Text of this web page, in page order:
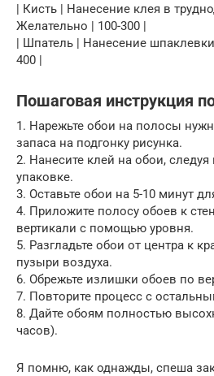
| Кисть | Нанесение клея в
Желательно | 100-300 |
| Шпатель | Нанесение
400 |
Пошаговая инструкция
1. Нарежьте обои на полосы
запаса на подгонку рисунка.
2. Нанесите клей на обои, следуя
упаковке.
3. Оставьте обои на 5-10 минут
4. Приложите полосу обоев к
вертикали с помощью уровня.
5. Разгладьте обои от центра к
пузыри воздуха.
6. Обрежьте излишки обоев по
7. Повторите процесс с
8. Дайте обоям полностью
часов).
Я помню, как однажды, спеша